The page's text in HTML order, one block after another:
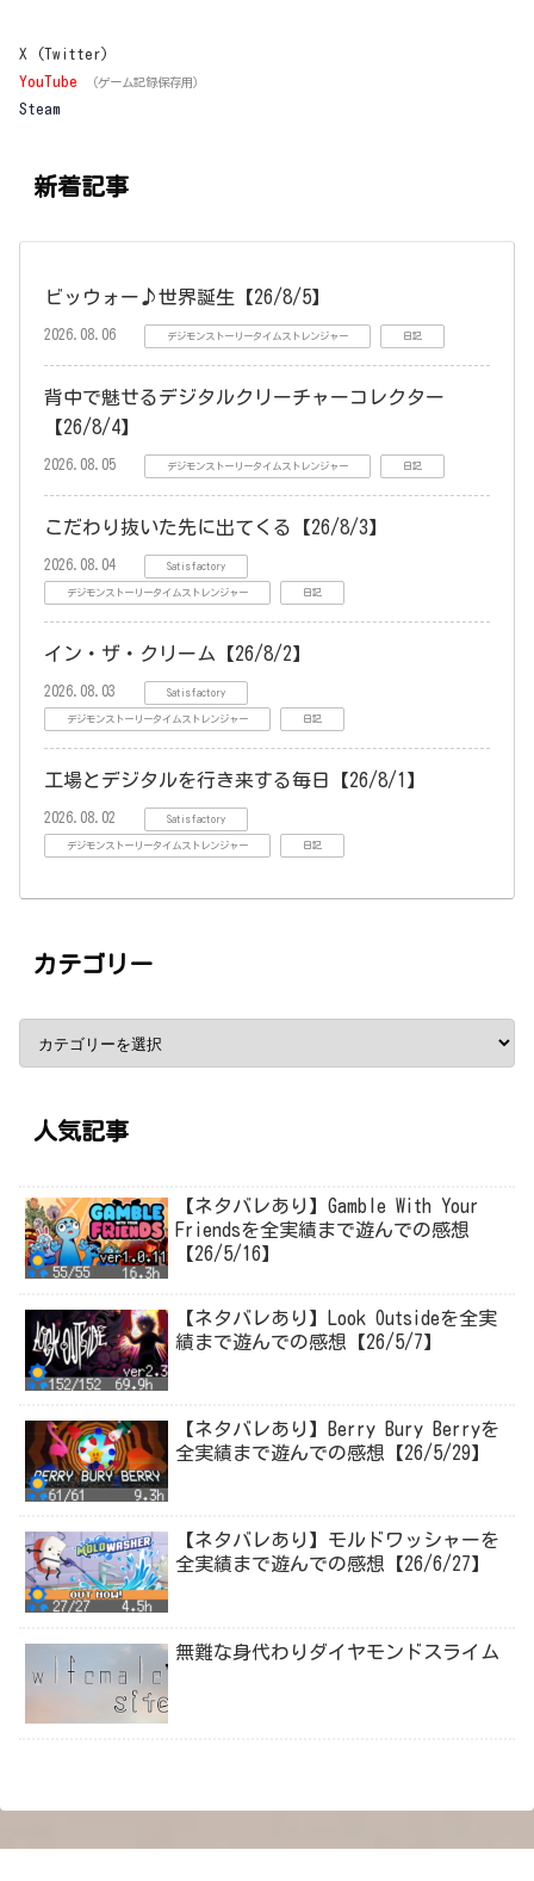
X (Twitter)
YouTube
（ゲーム記録保存用）
Steam
新着記事
ビッウォー♪世界誕生【26/8/5】
2026.08.06 デジモンストーリータイムストレンジャー 日記
背中で魅せるデジタルクリーチャーコレクター
【26/8/4】
2026.08.05 デジモンストーリータイムストレンジャー 日記
こだわり抜いた先に出てくる【26/8/3】
2026.08.04 Satisfactory
デジモンストーリータイムストレンジャー 日記
イン・ザ・クリーム【26/8/2】
2026.08.03 Satisfactory
デジモンストーリータイムストレンジャー 日記
工場とデジタルを行き来する毎日【26/8/1】
2026.08.02 Satisfactory
デジモンストーリータイムストレンジャー 日記
カテゴリー
人気記事
【ネタバレあり】Gamble With Your
Friendsを全実績まで遊んでの感想
【26/5/16】
【ネタバレあり】Look Outsideを全実
績まで遊んでの感想【26/5/7】
【ネタバレあり】Berry Bury Berryを
全実績まで遊んでの感想【26/5/29】
【ネタバレあり】モルドワッシャーを
全実績まで遊んでの感想【26/6/27】
無難な身代わりダイヤモンドスライム